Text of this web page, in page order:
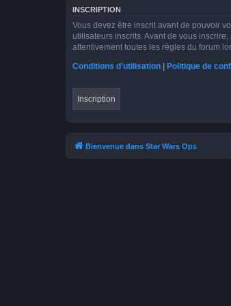
INSCRIPTION
Vous devez être inscrit avant de pouvoir
utilisateurs inscrits. Avant de vous
attentivement toutes les règles du forum
Conditions d’utilisation
Politique de
Inscription
Bienvenue dans Star Wars Ops